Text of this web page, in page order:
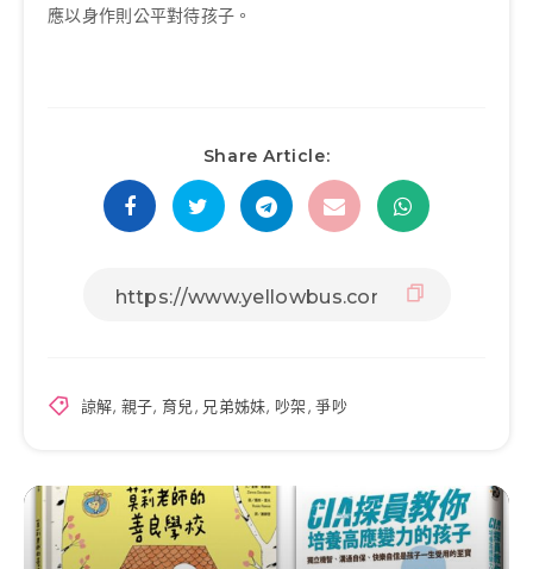
應以身作則公平對待孩子。
Share Article:
諒解, 親子,育兒, 兄弟姊妹, 吵架,爭吵